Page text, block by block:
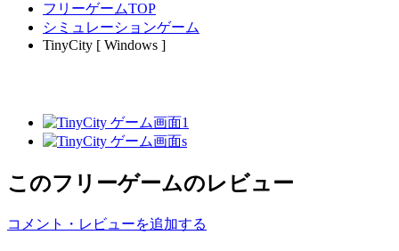
フリーゲームTOP
シミュレーションゲーム
TinyCity [ Windows ]
このフリーゲームのレビュー
コメント・レビューを追加する